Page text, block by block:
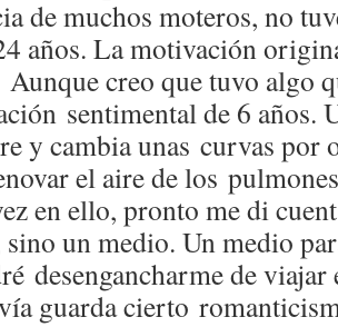
de muchos moteros, no
años. La motivación
creo que tuvo algo
sentimental de 6 años.
y cambia unas curvas por
el aire de los
en ello, pronto me di
un medio. Un medio
desengancharme de
guarda cierto